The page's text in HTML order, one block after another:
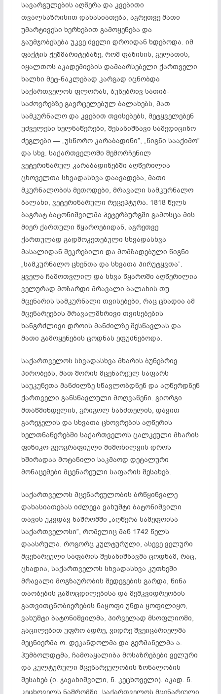
სავარგულების აღწერა და კვებითი
თვალსაზრისით დახასიათება, აგრეთვე მათი
უმარტივესი ხერხებით გამოყენება და
გაუმჯობესება უკვე ძველი დროიდან ხდებოდა. იმ
ფაქტის ჭეშმარიტებაზე, რომ ფაზისის, გელათის,
იყალთოს აკადემიების დამაარსებელი ქართველი
ხალხი მეტ-ნაკლებად კარგად იცნობდა
საქართველოს ფლორას, ბუნებრივ სათიბ-
საძოვრებზე გავრცელებულ ბალახებს, მათ
სამკურნალო და კვებით თვისებებს, მეტყველებენ
უძველესი ხელნაწერები, შესანიშნავი სამედიცინო
ძეგლები — „უსწორო კარაბადინი”, „წიგნი სააქიმო”
და სხვ. საქართველოში შემორჩენილ
ვეტერინარულ კარაბადინებში აღწერილია
ცხოველთა სხვადასხვა დაავადება, მათი
მკურნალობის მეთოდები, მრავალი სამკურნალო
ბალახი, ვეტერინარული რეცეპტურა. 1818 წელს
ბაგრატ ბატონიშვილმა პეტერბურგში გამოსცა მის
მიერ ქართული წყაროებიდან, აგრეთვე
ქართულად გადმოკეთებული სხვადასხვა
მასალიდან შეკრებილი და მომზადებული წიგნი
„სამკურნალო ცხენთა და სხვათა პირუტყვთა”.
ყველა ჩამოთვლილ და სხვა წყაროში აღწერილია
ველურად მოზარდი მრავალი ბალახის თუ
მცენარის სამკურნალი თვისებები, რაც ცხადია ამ
მცენარეების მრავალმხრივი თვისებების
ხანგრძლივი დროის მანძილზე შესწავლას და
მათი გამოყენების ცოდნას ეფუძნებოდა.
საქართველოს სხვადასხვა მხარის ბუნებრივ
პირობებს, მათ შორის მცენარეულ საფარს
საუკუნეთა მანძილზე სწავლობდნენ და აღწერდნენ
ქართველი განსწავლული მოღვაწენი. გიორგი
მთაწმინდელის, გრიგოლ ხანძთელის, დავით
გარეჯელის და სხვათა ცხოვრების აღწერის
ხელთნაწერებში საქართველოს ცალკეული მხარის
ფიზიკო-გეოგრაფიული მიმოხილვის დროს
ხშირადაა მოტანილი საკმაოდ დეტალური
მონაცემები მცენარეული საფარის შესახებ.
საქართველოს მცენარეულობის ბრწყინვალე
დახასიათებას იძლევა ვახუშტი ბატონიშვილი
თავის უკვდავ ნაშრომში „აღწერა სამეფოისა
საქართველოსი”, რომელიც მან 1742 წელს
დაასრულა. როგორც კულტურული, ასევე ველური
მცენარეული საფარის შესანიშნავმა ცოდნამ, რაც,
ცხადია, საქართველოს სხვადასხვა კუთხეში
მრავალი მოგზაურობის შედეგების გარდა, წინა
თაობების გამოცდილებისა და მემკვიდრეობის
გათვითცნობიერების ნაყოფი უნდა ყოფილიყო,
ვახუშტი ბატონიშვილმა, პირველად მსოფლიოში,
გაცილებით უფრო ადრე, ვიდრე შვეიცარიელმა
მეცნიერმა ო. დეკანდოლმა და გერმანელმა ა.
ჰუმბოლდტმა, ჩამოაყალიბა მოსაზრებები ველური
და კულტურული მცენარეულობის ზონალობის
შესახებ (ი. ჯავახიშვილი, ნ. კეცხოველი). აკად. ნ.